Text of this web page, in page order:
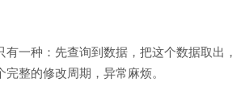
一种：先查询到数据，把这个数据取出，
整的修改周期，异常麻烦。